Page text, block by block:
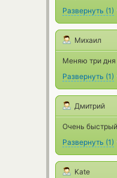
Развернуть (1)
Михаил
Меняю три дня
Развернуть (1)
Дмитрий
Очень
Развернуть (1)
Kate